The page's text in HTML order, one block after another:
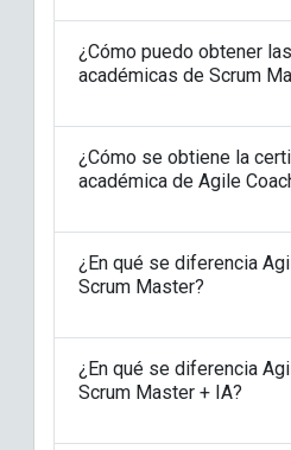
¿Cómo puedo obtener
académicas de Scrum
¿Cómo se obtiene la
académica de Agile
¿En qué se diferencia
Scrum Master?
¿En qué se diferencia
Scrum Master + IA?